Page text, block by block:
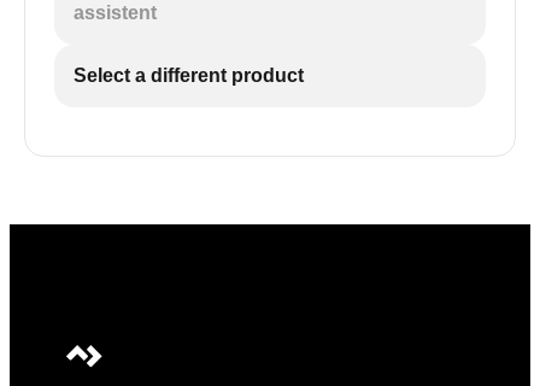
assistent
Select a different product